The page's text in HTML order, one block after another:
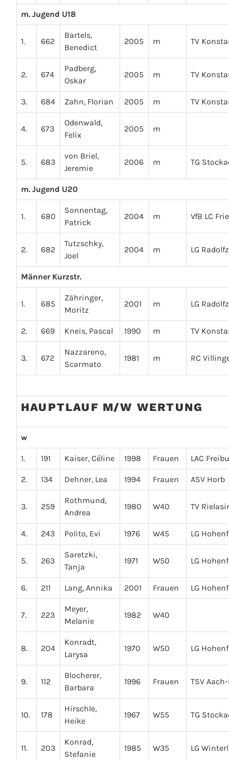
m. Jugend U18
1. 662
Bartels,
Benedict
2005 m TV
2. 674
Padberg,
Oskar
2005 m TV
3. 684 Zahn, Florian 2005 m TV
4. 673
Odenwald,
Felix
2005 m
5. 683
von Briel,
Jeremie
2006 m TG
m. Jugend U20
1. 680
Sonnentag,
Patrick
2004 m VfB LC
2. 682
Tutzschky,
Joel
2004 m LG
Männer Kurzstr.
1. 685
Zähringer,
Moritz
2001 m LG
2. 669 Kneis, Pascal 1990 m TV
3. 672
Nazzareno,
Scarmato
1981 m RC
HAUPTLAUF M/W WERTUNG
w
1. 191 Kaiser, Céline 1998 Frauen LAC
2. 134 Dehner, Lea 1994 Frauen ASV Horb
3. 259
Rothmund,
Andrea
1980 W40 TV
4. 243 Polito, Evi 1976 W45 LG
5. 263
Saretzki,
Tanja
1971 W50 LG
6. 211 Lang, Annika 2001 Frauen LG
7. 223
Meyer,
Melanie
1982 W40
8. 204
Konradt,
Larysa
1970 W50 LG
9. 112
Blocherer,
Barbara
1996 Frauen TSV
10. 178
Hirschle,
Heike
1967 W55 TG
11. 203
Konrad,
Stefanie
1985 W35 LG